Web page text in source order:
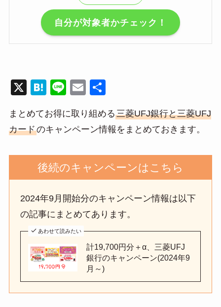
自分が対象者かチェック！
X
H
e
n
a
Li
e
E
ail
まとめてお得に取り組める三菱UFJ銀行と三菱UFJ
カードのキャンペーン情報をまとめておきます。
後続のキャンペーンはこちら
2024年9月開始分のキャンペーン情報は以下
の記事にまとめてあります。
あわせて読みたい
計19,700円分＋α、三菱UFJ
銀行のキャンペーン(2024年9
月～)